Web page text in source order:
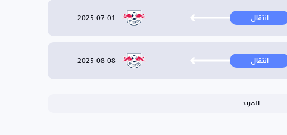
انتقال 2025-07-01
انتقال 2025-08-08
المزيد